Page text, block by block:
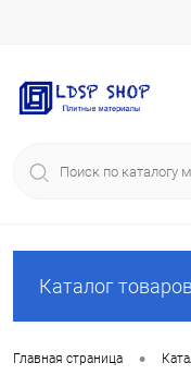
Каталог товаров
Главная страница •